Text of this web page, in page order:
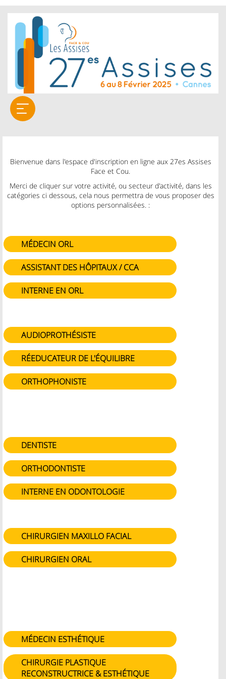
Bienvenue dans l'espace d'inscription en ligne aux 27es Assises
Face et Cou.
Merci de cliquer sur votre activité, ou secteur d'activité, dans les
catégories ci dessous, cela nous permettra de vous proposer des
options personnalisées. :
MÉDECIN ORL
ASSISTANT DES HÔPITAUX / CCA
INTERNE EN ORL
AUDIOPROTHÉSISTE
RÉEDUCATEUR DE L'ÉQUILIBRE
ORTHOPHONISTE
DENTISTE
ORTHODONTISTE
INTERNE EN ODONTOLOGIE
CHIRURGIEN MAXILLO FACIAL
CHIRURGIEN ORAL
MÉDECIN ESTHÉTIQUE
CHIRURGIE PLASTIQUE
RECONSTRUCTRICE & ESTHÉTIQUE